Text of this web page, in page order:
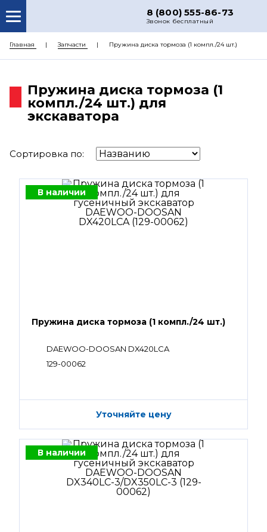
8 (800) 555-86-73
Звонок бесплатный
О НАС
РЕМОНТ
ДОСТАВКА
КОНТАКТЫ
Главная Запчасти Пружина диска тормоза (1 компл./24 шт.)
Пружина диска тормоза (1
компл./24 шт.) для
экскаватора
Сортировка по:
В наличии
Пружина диска тормоза (1 компл./24 шт.)
DAEWOO-DOOSAN DX420LCA
129-00062
Уточняйте цену
В наличии